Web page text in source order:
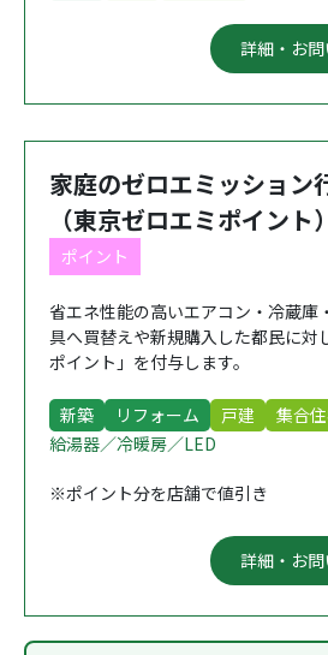
詳細・お
家庭のゼロエミッション
（東京ゼロエミポイント）
ポイント
省エネ性能の高いエアコン・冷蔵庫
具へ買替えや新規購入した都民に対
ポイント」を付与します。
新築 リフォーム 戸建 集合
給湯器／冷暖房／LED
※ポイント分を店舗で値引き
詳細・お